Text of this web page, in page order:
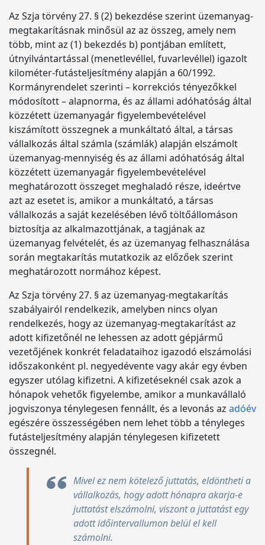
Az Szja törvény 27. § (2) bekezdése szerint üzemanyag-
megtakarításnak minősül az az összeg, amely nem
több, mint az (1) bekezdés b) pontjában említett,
útnyilvántartással (menetlevéllel, fuvarlevéllel) igazolt
kilométer-futásteljesítmény alapján a 60/1992.
Kormányrendelet szerinti – korrekciós tényezőkkel
módosított – alapnorma, és az állami adóhatóság által
közzétett üzemanyagár figyelembevételével
kiszámított összegnek a munkáltató által, a társas
vállalkozás által számla (számlák) alapján elszámolt
üzemanyag-mennyiség és az állami adóhatóság által
közzétett üzemanyagár figyelembevételével
meghatározott összeget meghaladó része, ideértve
azt az esetet is, amikor a munkáltató, a társas
vállalkozás a saját kezelésében lévő töltőállomáson
biztosítja az alkalmazottjának, a tagjának az
üzemanyag felvételét, és az üzemanyag felhasználása
során megtakarítás mutatkozik az előzőek szerint
meghatározott normához képest.
Az Szja törvény 27. § az üzemanyag-megtakarítás
szabályairól rendelkezik, amelyben nincs olyan
rendelkezés, hogy az üzemanyag-megtakarítást az
adott kifizetőnél ne lehessen az adott gépjármű
vezetőjének konkrét feladataihoz igazodó elszámolási
időszakonként pl. negyedévente vagy akár egy évben
egyszer utólag kifizetni. A kifizetéseknél csak azok a
hónapok vehetők figyelembe, amikor a munkavállaló
jogviszonya ténylegesen fennállt, és a levonás az adóév
egészére összességében nem lehet több a tényleges
futásteljesítmény alapján ténylegesen kifizetett
összegnél.
Mivel ez nem kötelező juttatás, eldöntheti a
vállalkozás, hogy adott hónapra akarja-e
juttatást elszámolni, viszont a juttatást egy
adott időintervallumon belül el kell
számolni.